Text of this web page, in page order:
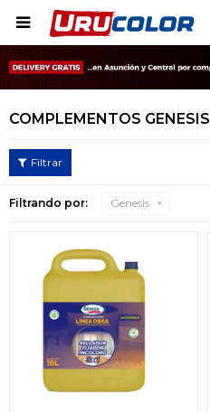

COMPLEMENTOS GENESIS
Filtrando por: Genesis